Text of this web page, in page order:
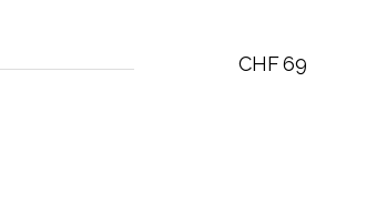
CHF69